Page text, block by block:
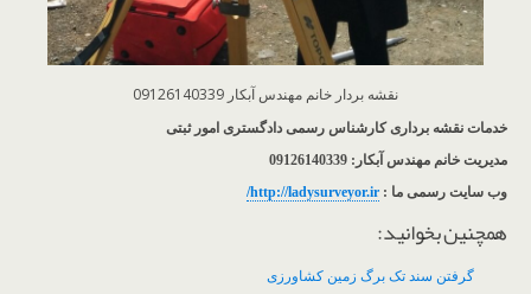
نقشه بردار خانم مهندس آبکار 09126140339
خدمات نقشه برداری کارشناس رسمی دادگستری امور ثبتی
مدیریت خانم مهندس آبکار: 09126140339
وب سایت رسمی ما : http://ladysurveyor.ir
/
همچنین بخوانید:
گرفتن سند تک برگ زمین کشاورزی